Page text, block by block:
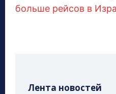
больше рейсов в
Лента новостей